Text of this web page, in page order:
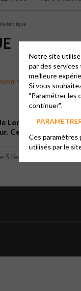
biblique
Lens
Cette année, nous
5 février 2024
Notre site
par des
meilleure
Si vous
"Paramétrer les
continuer".
Ces paramètres
utilisés par le